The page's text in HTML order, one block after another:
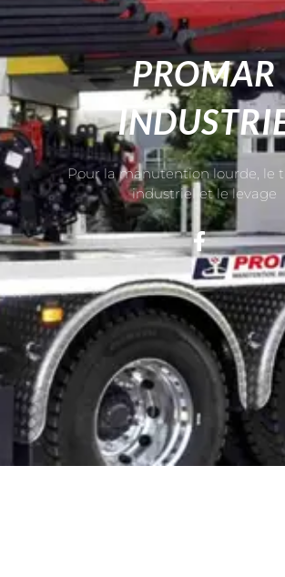
PROMAR
Pour la manutention lourde, le
industriel et le levage